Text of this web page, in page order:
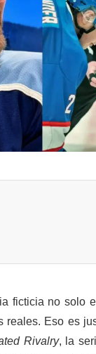
ficticia no solo
reales. Eso es
Rivalry, la